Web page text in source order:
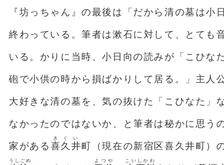
『坊っちゃん』の最後は「だから清の墓は
終わっている。筆者は漱石に対して、とても
いる。かりに当時、小日向の読みが「こひな
砲で小供の時から損ばかりして居る。」主人
大好きな清の墓を、気の抜けた「こひなた」
なかったのではないか、と筆者は秘かに思う
家がある 喜久井
きくい
町（現在の新宿区喜久井町）
うしごめ よつや こいしかわ